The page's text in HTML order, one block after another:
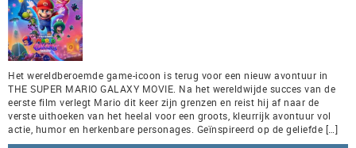
Het wereldberoemde game-icoon is terug voor een nieuw avontuur in
THE SUPER MARIO GALAXY MOVIE. Na het wereldwijde succes van de
eerste film verlegt Mario dit keer zijn grenzen en reist hij af naar de
verste uithoeken van het heelal voor een groots, kleurrijk avontuur vol
actie, humor en herkenbare personages. Geïnspireerd op de geliefde […]